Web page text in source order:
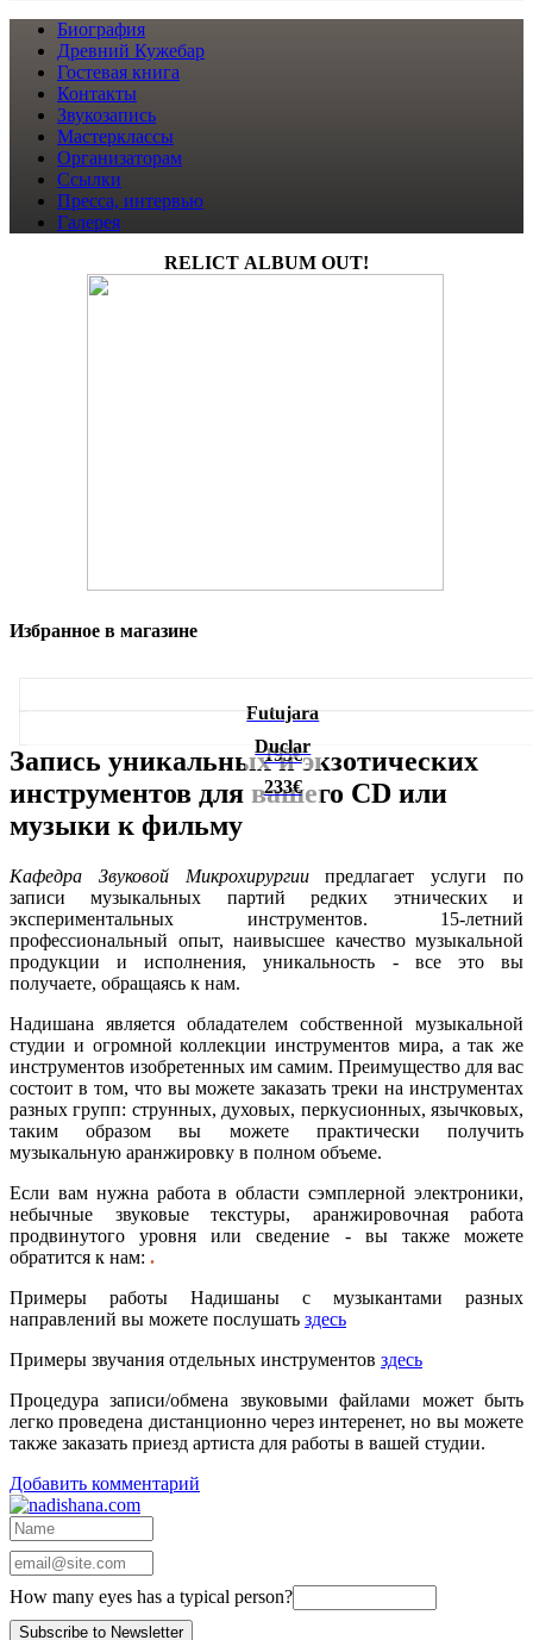
Биография
Древний Кужебар
Гостевая книга
Контакты
Звукозапись
Мастерклассы
Организаторам
Ссылки
Пресса, интервью
Галерея
RELICT ALBUM OUT!
Избранное в магазине
Futujara
195€
Duclar
233€
Запись уникальных и экзотических
инструментов для вашего CD или
музыки к фильму
Кафедра Звуковой Микрохирургиипредлагает услуги по
записи музыкальных партий редких этнических и
экспериментальных инструментов. 15-летний
профессиональный опыт, наивысшее качество музыкальной
продукции и исполнения, уникальность - все это вы
получаете, обращаясь к нам.
Надишана является обладателем собственной музыкальной
студии и огромной коллекции инструментов мира, а так же
инструментов изобретенных им самим. Преимущество для вас
состоит в том, что вы можете заказать треки на инструментах
разных групп: струнных, духовых, перкусионных, язычковых,
таким образом вы можете практически получить
музыкальную аранжировку в полном объеме.
Если вам нужна работа в области сэмплерной электроники,
небычные звуковые текстуры, аранжировочная работа
продвинутого уровня или сведение - вы также можете
обратится к нам: .
Примеры работы Надишаны с музыкантами разных
направлений вы можете послушать здесь
Примеры звучания отдельных инструментов здесь
Процедура записи/обмена звуковыми файлами может быть
легко проведена дистанционно через интеренет, но вы можете
также заказать приезд артиста для работы в вашей студии.
Добавить комментарий
How many eyes has a typical person?